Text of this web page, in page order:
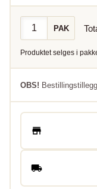
PAK
Produktet selges i
OBS!